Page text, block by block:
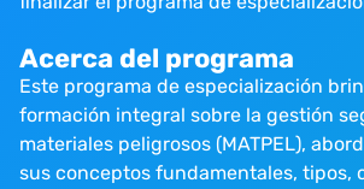
Acerca del programa
Este programa de especialización
formación integral sobre la gestión
materiales peligrosos (MATPEL),
sus conceptos fundamentales, tipos,